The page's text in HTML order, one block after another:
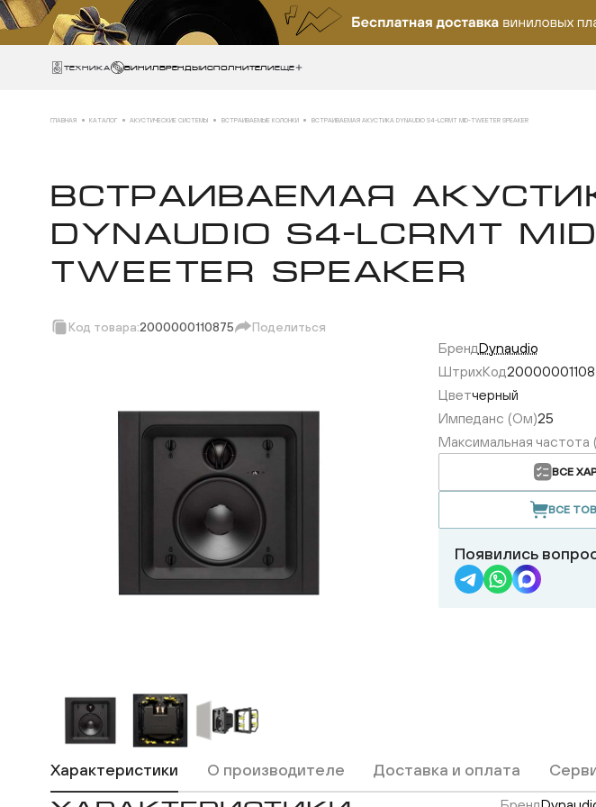
Техника ВИНИЛБРЕНДЫИСПОЛНИТЕЛИЕще
ГЛАВНАЯ КАТАЛОГ АКУСТИЧЕСКИЕ СИСТЕМЫ ВСТРАИВАЕМЫЕ КОЛОНКИ ВСТРАИВАЕМАЯ АКУСТИКА DYNAUDIO S4-LCRMT MID-TWEETER SPEAKER
ВСТРАИВАЕМАЯ
DYNAUDIO S4-LCRMT
TWEETER SPEAKER
Код товара:2000000110875 Поделиться
Макс
ВКонтакте
БрендDynaudio
ШтрихКод
Цветчерный
Импеданс (Ом)25
Максимальная частота
ВСЕ
ВСЕ
Появились
Характеристики О производителе Доставка и оплата